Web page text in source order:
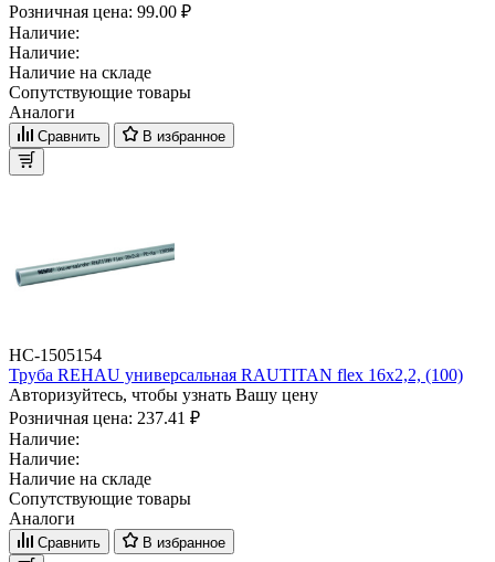
Розничная цена: 99.00 ₽
Наличие:
Наличие:
Наличие на складе
Сопутствующие товары
Аналоги
Сравнить В избранное
НС-1505154
Труба REHAU универсальная RAUTITAN flex 16x2,2, (100)
Авторизуйтесь, чтобы узнать Вашу цену
Розничная цена: 237.41 ₽
Наличие:
Наличие:
Наличие на складе
Сопутствующие товары
Аналоги
Сравнить В избранное